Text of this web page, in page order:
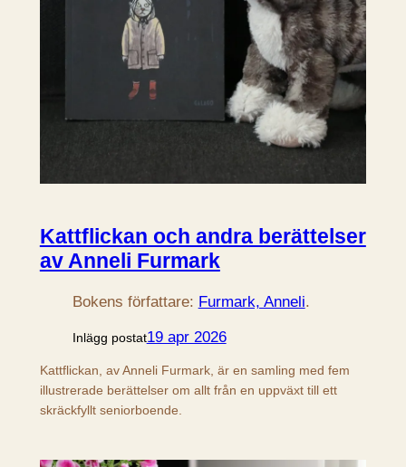
Kattflickan och andra berättelser
av Anneli Furmark
Bokens författare: Furmark, Anneli.
Inlägg postat19 apr 2026
Kattflickan, av Anneli Furmark, är en samling med fem
illustrerade berättelser om allt från en uppväxt till ett
skräckfyllt seniorboende.